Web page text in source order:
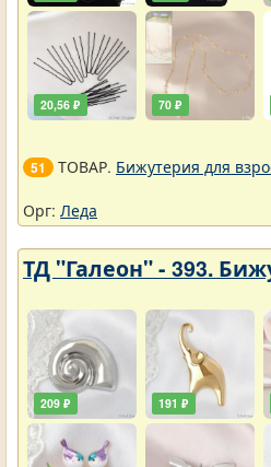
20,56 ₽ 70 ₽
51 ТОВАР. Бижутерия для
Орг: Леда
ТД "Галеон" - 393.
209 ₽ 191 ₽